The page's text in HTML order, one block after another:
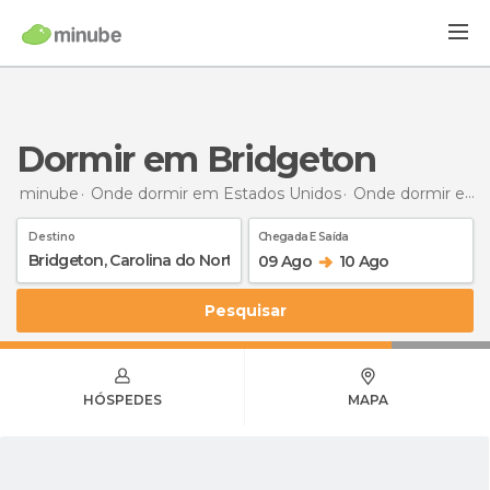
Dormir em Bridgeton
minube Onde dormir em Estados Unidos Onde dormir em Carolina do Norte
Destino Chegada E Saída
09 Ago 10 Ago
Pesquisar
HÓSPEDES MAPA